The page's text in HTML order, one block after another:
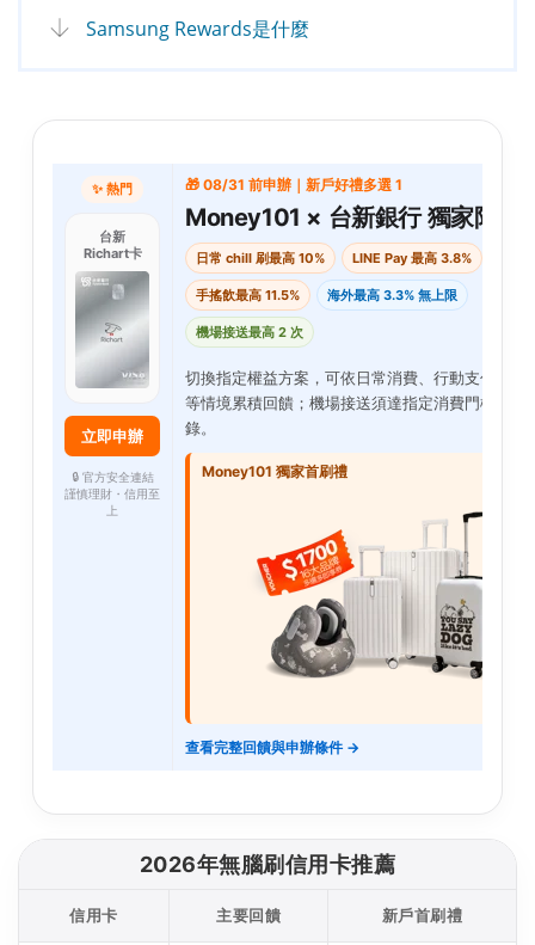
Samsung Rewards是什麼
✨ 熱門
台新
Richart卡
立即申辦
🔒 官方安全連結
謹慎理財・信用至
上
🎁 08/31 前申辦｜新戶好禮多選 1
Money101 × 台新銀行 獨家限定
日常 chill 刷最高 10% LINE Pay 最高 3.8%
手搖飲最高 11.5% 海外最高 3.3% 無上限
機場接送最高 2 次
切換指定權益方案，可依日常消費、行動支付、海
等情境累積回饋；機場接送須達指定消費門檻並完
錄。
Money101 獨家首刷禮
查看完整回饋與申辦條件 →
2026年無腦刷信用卡推薦
信用卡 主要回饋 新戶首刷禮